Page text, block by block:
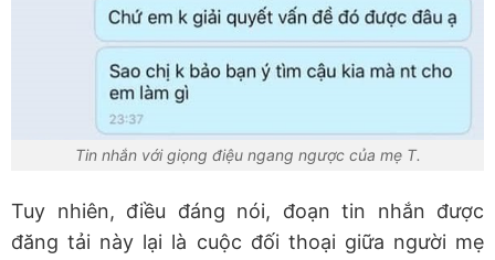
Tin nhắn với giọng điệu ngang ngược của mẹ T.
Tuy nhiên, điều đáng nói, đoạn tin nhắn được
đăng tải này lại là cuộc đối thoại giữa người mẹ